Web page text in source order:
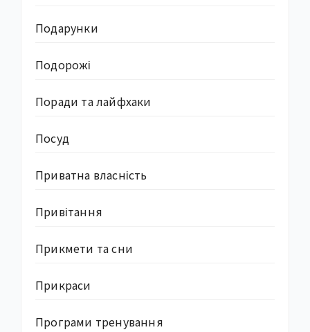
Подарунки
Подорожі
Поради та лайфхаки
Посуд
Приватна власність
Привітання
Прикмети та сни
Прикраси
Програми тренування